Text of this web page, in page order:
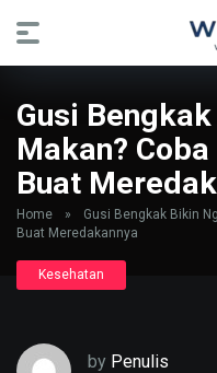
Gusi
Makan?
Buat
Home »
Gusi Bengkak Bikin
Buat Meredakannya
Kesehatan
by Penulis